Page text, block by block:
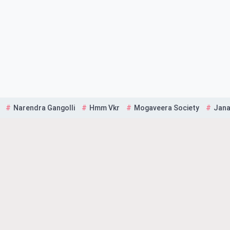
Narendra Gangolli Hmm Vkr Mogaveera Society